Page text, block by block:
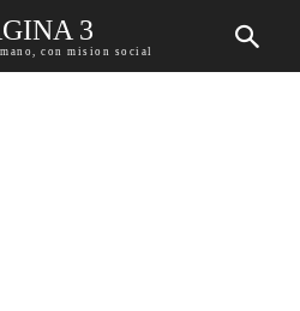
3
con mision social